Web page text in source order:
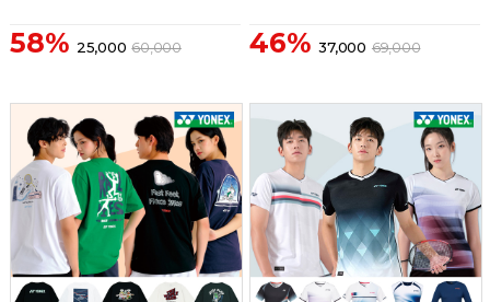
58% 25,000 60,000 46% 37,000 69,000